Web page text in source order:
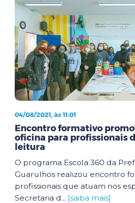
04/08/2021, às 11:01
Encontro formativo
oficina para profissionais
leitura
O programa Escola 360 da
Guarulhos realizou encontro
profissionais que atuam nos
Secretaria d... [saiba mais]